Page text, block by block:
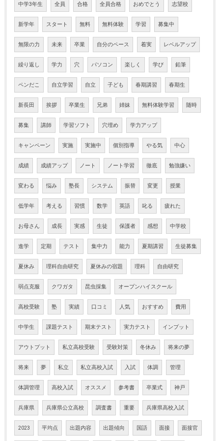
中学3年生 全員 合格 全員合格 おめでとう 志望校
新学年 スタート 無料 無料体験 学習 募集中
無限の力 未来 卒業 自分のペース 着実 レベルアップ
繰り返し 学力 穴 パソコン 楽しく 学び 鉛筆
ペンだこ 自立学習 自立 子ども 春期講習 春期生
新長田 挨拶 卒業生 兄弟 姉妹 無料体験学習 随時
募集 講師 学習ソフト 穴埋め 学力アップ
キャンペーン 実施 実施中 個別指導 やる気 中心
成績 成績アップ ノート ノート学習 徹底 勉強嫌い
変わる 悩み 塾長 システム 振替 変更 授業
低学年 考える 習慣 数学 英語 叱る 疲れた
お母さん 成長 実感 生徒 保護者 感想 中学校
進学 定期 テスト 集中力 能力 夏期講習 生徒募集
夏休み 理科自由研究 夏休みの宿題 理科 自由研究
弱点克服 クワガタ 昆虫採集 オープンハイスクール
高校受験 塾 実績 口コミ 人気 おすすめ 費用
中学生 課題テスト 期末テスト 実力テスト インプット
アウトプット 私立高校受験 受験対策 冬休み 将来の夢
将来 夢 私立 私立高校入試 入試 体調 管理
体調管理 高校入試 オススメ 参考書 卒業式 神戸
兵庫県 兵庫県公立高校 調査書 重要 兵庫県高校入試
2023 平均点 出題内容 出題傾向 国語 面接 面接官